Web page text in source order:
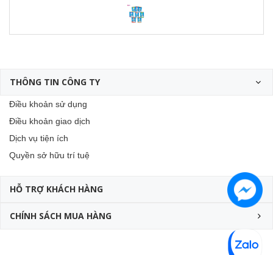
THÔNG TIN CÔNG TY
Điều khoản sử dụng
Điều khoản giao dịch
Dịch vụ tiện ích
Quyền sở hữu trí tuệ
HỖ TRỢ KHÁCH HÀNG
CHÍNH SÁCH MUA HÀNG